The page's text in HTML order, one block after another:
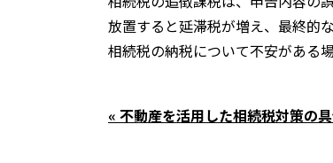
放置すると延滞税が増え、最終的
相続税の納税について不安がある
« 不動産を活用した相続税対策の